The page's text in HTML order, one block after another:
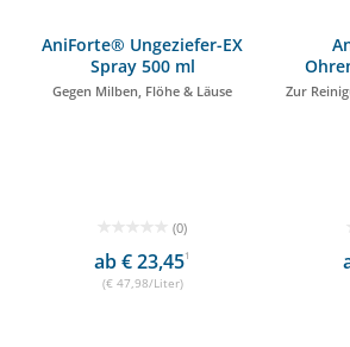
AniForte® Ungeziefer-EX
Spray 500 ml
Gegen Milben, Flöhe & Läuse
(0)
ab € 23,451
(€ 47,98/Liter)
Zur